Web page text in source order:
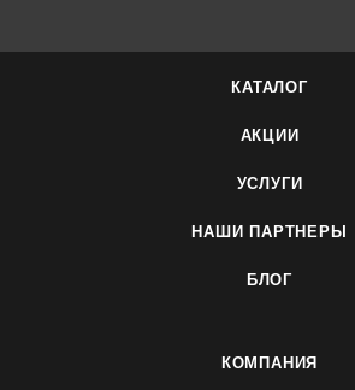
КАТАЛОГ
АКЦИИ
УСЛУГИ
НАШИ ПАРТНЕРЫ
БЛОГ
КОМПАНИЯ